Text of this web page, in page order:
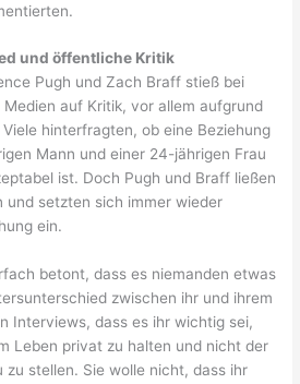
und öffentliche Kritik
Pugh und Zach Braff stieß bei
auf Kritik, vor allem aufgrund
hinterfragten, ob eine Beziehung
Mann und einer 24-jährigen Frau
ist. Doch Pugh und Braff ließen
und setzten sich immer wieder
ein.
betont, dass es niemanden etwas
zwischen ihr und ihrem
Interviews, dass es ihr wichtig sei,
Leben privat zu halten und nicht der
zu stellen. Sie wolle nicht, dass ihr